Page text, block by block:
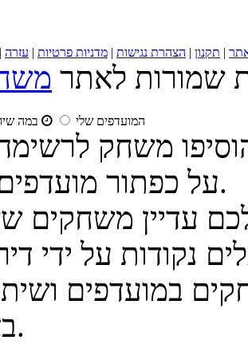
| תקנון | הצהרת נגישות | מדניות פרטיות | עזרה |
שמורות לאתר
המועדפים שלי במה
משחק
על כפתור מועדפים במשחק.
על ידי
במועדפים
באתר וינס.